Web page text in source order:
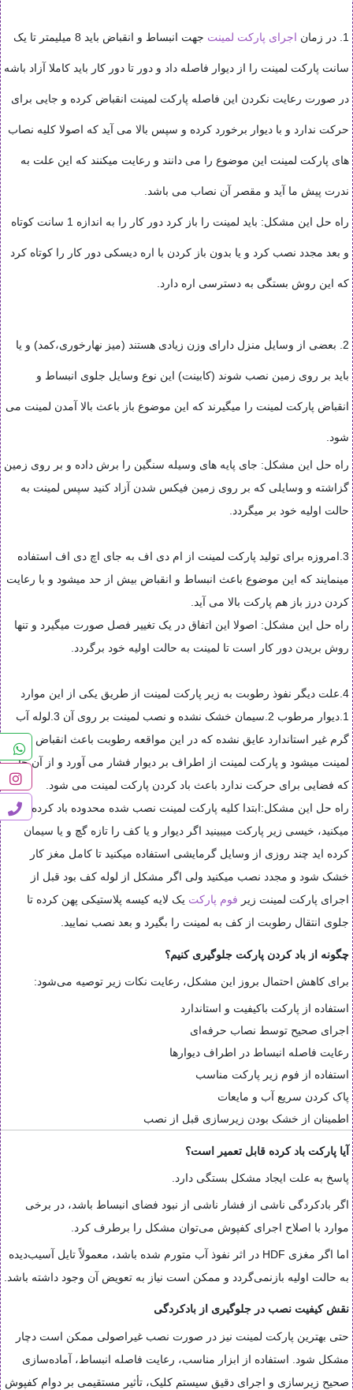
1. در زمان اجرای پارکت لمینت جهت انبساط و انقباض باید 8 میلیمتر تا یک
سانت پارکت لمینت را از دیوار فاصله داد و دور تا دور کار باید کاملا آزاد باشه
در صورت رعایت نکردن این فاصله پارکت لمینت انقباض کرده و جایی برای
حرکت ندارد و با دیوار برخورد کرده و سپس بالا می آید که اصولا کلیه نصاب
های پارکت لمینت این موضوع را می دانند و رعایت میکنند که این علت به
ندرت پیش ما آید و مقصر آن نصاب می باشد.
راه حل این مشکل: باید لمینت را باز کرد دور کار را به اندازه 1 سانت کوتاه
و بعد مجدد نصب کرد و یا بدون باز کردن با اره دیسکی دور کار را کوتاه کرد
که این روش بستگی به دسترسی اره دارد.
2. بعضی از وسایل منزل دارای وزن زیادی هستند (میز نهارخوری،کمد) و یا
باید بر روی زمین نصب شوند (کابینت) این نوع وسایل جلوی انبساط و
انقباض پارکت لمینت را میگیرند که این موضوع باز باعث بالا آمدن لمینت می
شود.
راه حل این مشکل: جای پایه های وسیله سنگین را برش داده و بر روی زمین
گزاشته و وسایلی که بر روی زمین فیکس شدن آزاد کنید سپس لمینت به
حالت اولیه خود بر میگردد.
3.امروزه برای تولید پارکت لمینت از ام دی اف به جای اچ دی اف استفاده
مینمایند که این موضوع باعث انبساط و انقباض بیش از حد میشود و با رعایت
کردن درز باز هم پارکت بالا می آید.
راه حل این مشکل: اصولا این اتفاق در یک تغییر فصل صورت میگیرد و تنها
روش بریدن دور کار است تا لمینت به حالت اولیه خود برگردد.
4.علت دیگر نفوذ رطوبت به زیر پارکت لمینت از طریق یکی از این موارد
1.دیوار مرطوب 2.سیمان خشک نشده و نصب لمینت بر روی آن 3.لوله آب
گرم غیر استاندارد عایق نشده که در این مواقعه رطوبت باعث انقباض پارکت
لمینت میشود و پارکت لمینت از اطراف بر دیوار فشار می آورد و از آن جایی
که فضایی برای حرکت ندارد باعث باد کردن پارکت لمینت می شود.
راه حل این مشکل:ابتدا کلیه پارکت لمینت نصب شده محدوده باد کرده را باز
میکنید، خیسی زیر پارکت میبینید اگر دیوار و یا کف را تازه گچ و یا سیمان
کرده اید چند روزی از وسایل گرمایشی استفاده میکنید تا کامل مغز کار
خشک شود و مجدد نصب میکنید ولی اگر مشکل از لوله کف بود قبل از
اجرای پارکت لمینت زیر فوم پارکت یک لایه کیسه پلاستیکی پهن کرده تا
جلوی انتقال رطوبت از کف به لمینت را بگیرد و بعد نصب نمایید.
چگونه از باد کردن پارکت جلوگیری کنیم؟
برای کاهش احتمال بروز این مشکل، رعایت نکات زیر توصیه می‌شود:
استفاده از پارکت باکیفیت و استاندارد
اجرای صحیح توسط نصاب حرفه‌ای
رعایت فاصله انبساط در اطراف دیوارها
استفاده از فوم زیر پارکت مناسب
پاک کردن سریع آب و مایعات
اطمینان از خشک بودن زیرسازی قبل از نصب
آیا پارکت باد کرده قابل تعمیر است؟
پاسخ به علت ایجاد مشکل بستگی دارد.
اگر بادکردگی ناشی از فشار ناشی از نبود فضای انبساط باشد، در برخی
موارد با اصلاح اجرای کفپوش می‌توان مشکل را برطرف کرد.
اما اگر مغزی HDF در اثر نفوذ آب متورم شده باشد، معمولاً تایل آسیب‌دیده
به حالت اولیه بازنمی‌گردد و ممکن است نیاز به تعویض آن وجود داشته باشد.
نقش کیفیت نصب در جلوگیری از بادکردگی
حتی بهترین پارکت لمینت نیز در صورت نصب غیراصولی ممکن است دچار
مشکل شود. استفاده از ابزار مناسب، رعایت فاصله انبساط، آماده‌سازی
صحیح زیرسازی و اجرای دقیق سیستم کلیک، تأثیر مستقیمی بر دوام کفپوش